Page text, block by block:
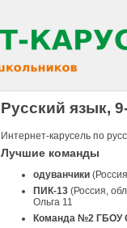
Русский язык,
Интернет-карусель по
Лучшие команды
одуванчики
ПИК-13 (Россия,
Ольга 11
Команда №2 ГБОУ